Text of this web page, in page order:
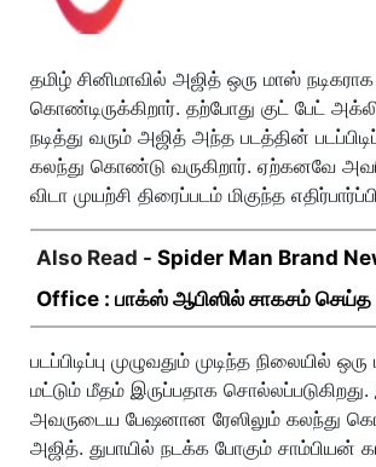
தமிழ் சினிமாவில் அஜித் ஒரு மாஸ்
கொண்டிருக்கிறார். தற்போது குட் பேட்
நடித்து வரும் அஜித் அந்த படத்தின்
கலந்து கொண்டு வருகிறார். ஏற்கனவே
விடா முயற்சி திரைப்படம் மிகுந்த
Also Read - Spider Man Brand
Office : பாக்ஸ் ஆபிஸில் சாகசம்
படப்பிடிப்பு முழுவதும் முடிந்த நிலையில்
மட்டும் மீதம் இருப்பதாக
அவருடைய பேஷனான ரேஸிலும் கலந்து
அஜித். துபாயில் நடக்க போகும் சாம்பியன்